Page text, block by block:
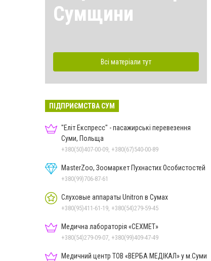
Сумщини
Всі матеріали тут
ПІДПРИЄМСТВА СУМ
"Еліт Експресс" - пасажирські перевезення
Суми, Польща
+380(50)407-00-09, +380(67)540-00-89
MasterZoo, Зоомаркет Пухнастих Особистостей
+380(99)706-87-61
Слуховые аппараты Unitron в Сумах
+380(95)411-61-19, +380(54)279-59-45
Медична лабораторія «СЕХМЕТ»
+380(54)279-09-07, +380(99)409-47-49
Медичний центр ТОВ «ВЕРБА МЕДІКАЛ» у м.Суми